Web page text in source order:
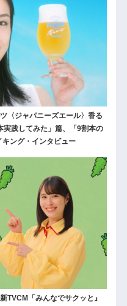
〈ジャパニーズエール〉香る
実践してみた」篇、「9割本の
ング・インタビュー
TVCM「みんなでサクッと』